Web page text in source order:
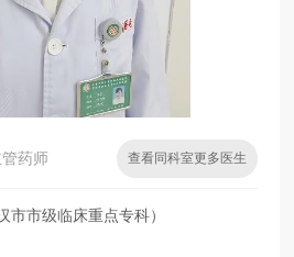
查看同科室更多医生
药师
市市级临床重点专科）